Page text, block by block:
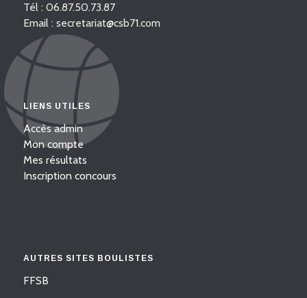
Tél : 06.87.50.73.87
Email : secretariat@csb71.com
LIENS UTILES
Accès admin
Mon compte
Mes résultats
Inscription concours
AUTRES SITES BOULISTES
FFSB